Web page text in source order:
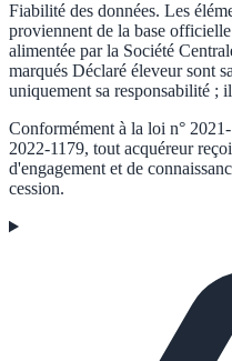
Fiabilité des données. Les
proviennent de la base
alimentée par la Société
marqués Déclaré éleveursont
uniquement sa responsabilité ;
Conformément à la loi n°
2022-1179, tout acquéreur
d'engagement et de
cession.